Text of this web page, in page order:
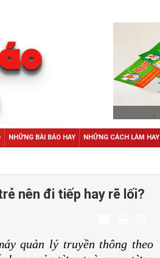
NHỮNG BÀI BÁO HAY NHỮNG CÁCH LÀM HAY
nên đi tiếp hay rẽ lối?
quản lý truyền thông theo